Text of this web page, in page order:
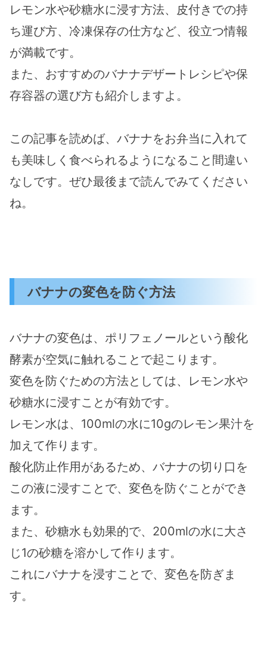
レモン水や砂糖水に浸す方法、皮付きでの持
ち運び方、冷凍保存の仕方など、役立つ情報
が満載です。
また、おすすめのバナナデザートレシピや保
存容器の選び方も紹介しますよ。
この記事を読めば、バナナをお弁当に入れて
も美味しく食べられるようになること間違い
なしです。ぜひ最後まで読んでみてください
ね。
バナナの変色を防ぐ方法
バナナの変色は、ポリフェノールという酸化
酵素が空気に触れることで起こります。
変色を防ぐための方法としては、レモン水や
砂糖水に浸すことが有効です。
レモン水は、100mlの水に10gのレモン果汁を
加えて作ります。
酸化防止作用があるため、バナナの切り口を
この液に浸すことで、変色を防ぐことができ
ます。
また、砂糖水も効果的で、200mlの水に大さ
じ1の砂糖を溶かして作ります。
これにバナナを浸すことで、変色を防ぎま
す。